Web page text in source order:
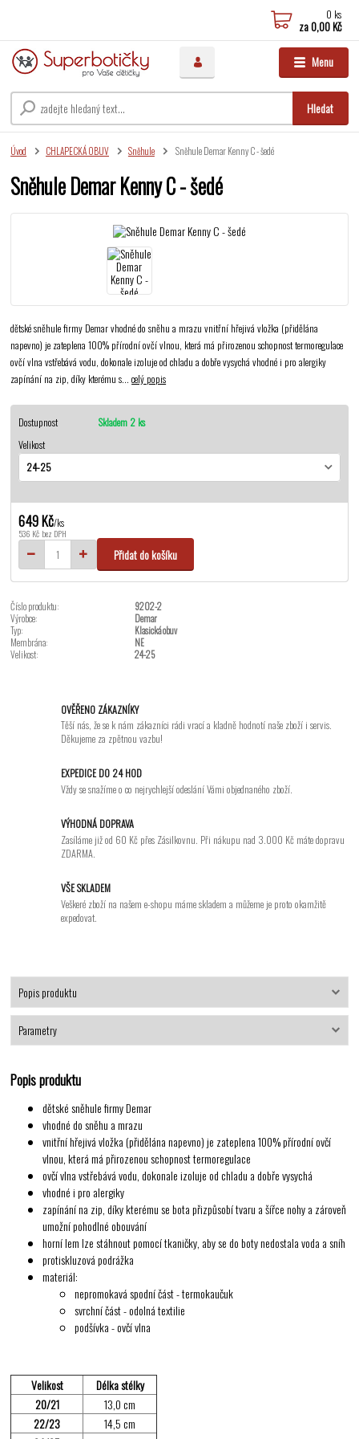
Menu
Hledat
0 ks
za0,00 Kč
Úvod CHLAPECKÁ OBUV Sněhule Sněhule Demar Kenny C - šedé
Sněhule Demar Kenny C - šedé
dětské sněhule firmy Demar vhodné do sněhu a mrazu vnitřní hřejivá vložka (přidělána
napevno) je zateplena 100% přírodní ovčí vlnou, která má přirozenou schopnost termoregulace
ovčí vlna vstřebává vodu, dokonale izoluje od chladu a dobře vysychá vhodné i pro alergiky
zapínání na zip, díky kterému s...celý popis
Dostupnost
Skladem 2 ks
Velikost
649 Kč/ks
536 Kč bez DPH
Přidat do košíku
Číslo produktu:
9202-2
Výrobce:
Demar
Typ:
Klasická obuv
Membrána:
NE
Velikost:
24-25
OVĚŘENO ZÁKAZNÍKY
Těší nás, že se k nám zákazníci rádi vrací a kladně hodnotí naše zboží i servis.
Děkujeme za zpětnou vazbu!
EXPEDICE DO 24 HOD
Vždy se snažíme o co nejrychlejší odeslání Vámi objednaného zboží.
VÝHODNÁ DOPRAVA
Zasíláme již od 60 Kč přes Zásilkovnu. Při nákupu nad 3.000 Kč máte dopravu
ZDARMA.
VŠE SKLADEM
Veškeré zboží na našem e-shopu máme skladem a můžeme je proto okamžitě
expedovat.
Popis produktu
Parametry
Popis produktu
dětské sněhule firmy Demar
vhodné do sněhu a mrazu
vnitřní hřejivá vložka (přidělána napevno) je zateplena 100% přírodní ovčí
vlnou, která má přirozenou schopnost termoregulace
ovčí vlna vstřebává vodu, dokonale izoluje od chladu a dobře vysychá
vhodné i pro alergiky
zapínání na zip, díky kterému se bota přizpůsobí tvaru a šířce nohy a zároveň
umožní pohodlné obouvání
horní lem lze stáhnout pomocí tkaničky, aby se do boty nedostala voda a sníh
protiskluzová podrážka
materiál:
nepromokavá spodní část - termokaučuk
svrchní část - odolná textilie
podšívka - ovčí vlna
Velikost
Délka stélky
20/21
13,0 cm
22/23
14,5 cm